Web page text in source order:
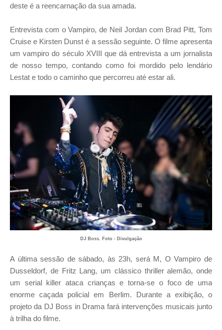
deste é a reencarnação da sua amada.
Entrevista com o Vampiro, de Neil Jordan com Brad Pitt, Tom
Cruise e Kirsten Dunst é a sessão seguinte. O filme apresenta
um vampiro do século XVIII que dá entrevista a um jornalista
de nosso tempo, contando como foi mordido pelo lendário
Lestat e todo o caminho que percorreu até estar ali.
DJ Boss. Foto - Divulgação
A última sessão de sábado, às 23h, será M, O Vampiro de
Dusseldorf, de Fritz Lang, um clássico thriller alemão, onde
um serial killer ataca crianças e torna-se o foco de uma
enorme caçada policial em Berlim. Durante a exibição, o
projeto da DJ Boss in Drama fará intervenções musicais junto
à trilha do filme.